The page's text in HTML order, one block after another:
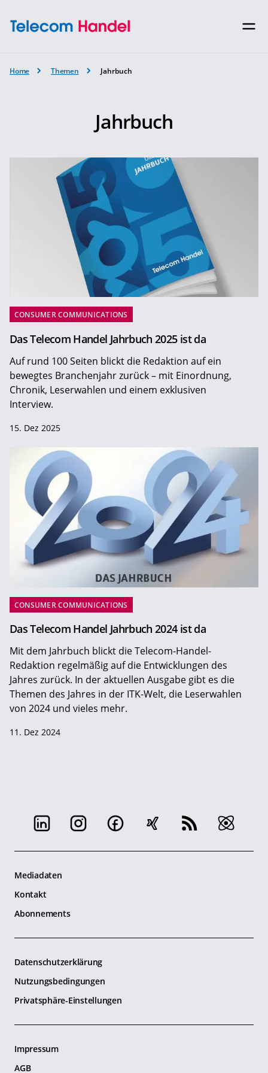
Home Themen Jahrbuch
Jahrbuch
CONSUMER COMMUNICATIONS
Das Telecom Handel Jahrbuch 2025 ist da
Auf rund 100 Seiten blickt die Redaktion auf ein
bewegtes Branchenjahr zurück – mit Einordnung,
Chronik, Leserwahlen und einem exklusiven
Interview.
15. Dez 2025
CONSUMER COMMUNICATIONS
Das Telecom Handel Jahrbuch 2024 ist da
Mit dem Jahrbuch blickt die Telecom-Handel-
Redaktion regelmäßig auf die Entwicklungen des
Jahres zurück. In der aktuellen Ausgabe gibt es die
Themen des Jahres in der ITK-Welt, die Leserwahlen
von 2024 und vieles mehr.
11. Dez 2024
Mediadaten
Kontakt
Abonnements
Datenschutzerklärung
Nutzungsbedingungen
Privatsphäre-Einstellungen
Impressum
AGB